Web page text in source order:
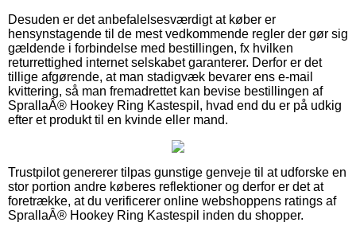
Desuden er det anbefalelsesværdigt at køber er
hensynstagende til de mest vedkommende regler der gør sig
gældende i forbindelse med bestillingen, fx hvilken
returrettighed internet selskabet garanterer. Derfor er det
tillige afgørende, at man stadigvæk bevarer ens e-mail
kvittering, så man fremadrettet kan bevise bestillingen af
SprallaÂ® Hookey Ring Kastespil, hvad end du er på udkig
efter et produkt til en kvinde eller mand.
Trustpilot genererer tilpas gunstige genveje til at udforske en
stor portion andre køberes reflektioner og derfor er det at
foretrække, at du verificerer online webshoppens ratings af
SprallaÂ® Hookey Ring Kastespil inden du shopper.